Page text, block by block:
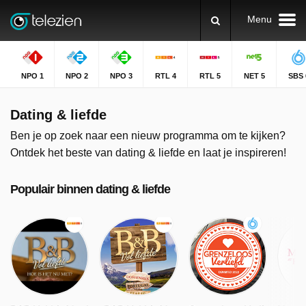
Menu
NPO 1 NPO 2 NPO 3 RTL 4 RTL 5 NET 5 SBS
Dating & liefde
Ben je op zoek naar een nieuw programma om te kijken?
Ontdek het beste van dating & liefde en laat je inspireren!
Populair binnen dating & liefde